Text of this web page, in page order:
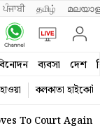
ਪੰਜਾਬੀ தமிழ்
ব্যবসা দেশ
কলকাতা হাইকোর্ট
To Court